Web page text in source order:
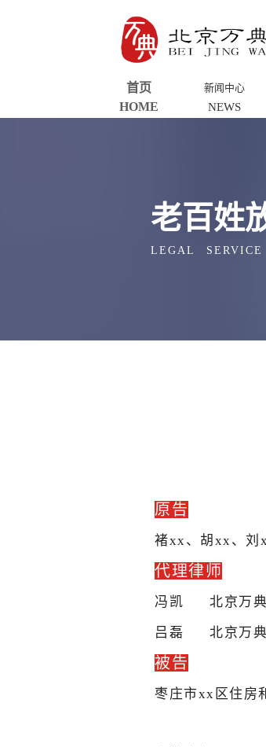
首页
HOME
新闻中心
NEWS
老百姓
LEGAL
原告
褚xx、胡xx、刘
代理律师
冯凯 北京万典
吕磊 北京万典
被告
枣庄市xx区住房